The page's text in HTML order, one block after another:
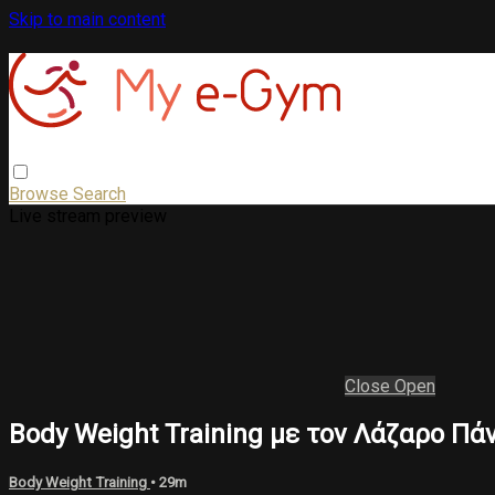
Skip to main content
Browse Search
Close Open
Body Weight Training με τον Λάζαρο
Body Weight Training • 29m